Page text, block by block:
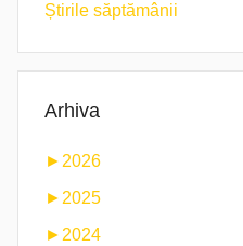
Știrile săptămânii
Arhiva
► 2026
► 2025
►2024